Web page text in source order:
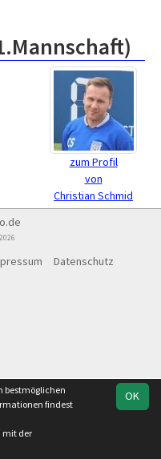
zum Profil
von
Christian Schmid
Datenschutz
OK
bestmöglichen
findest
mit der